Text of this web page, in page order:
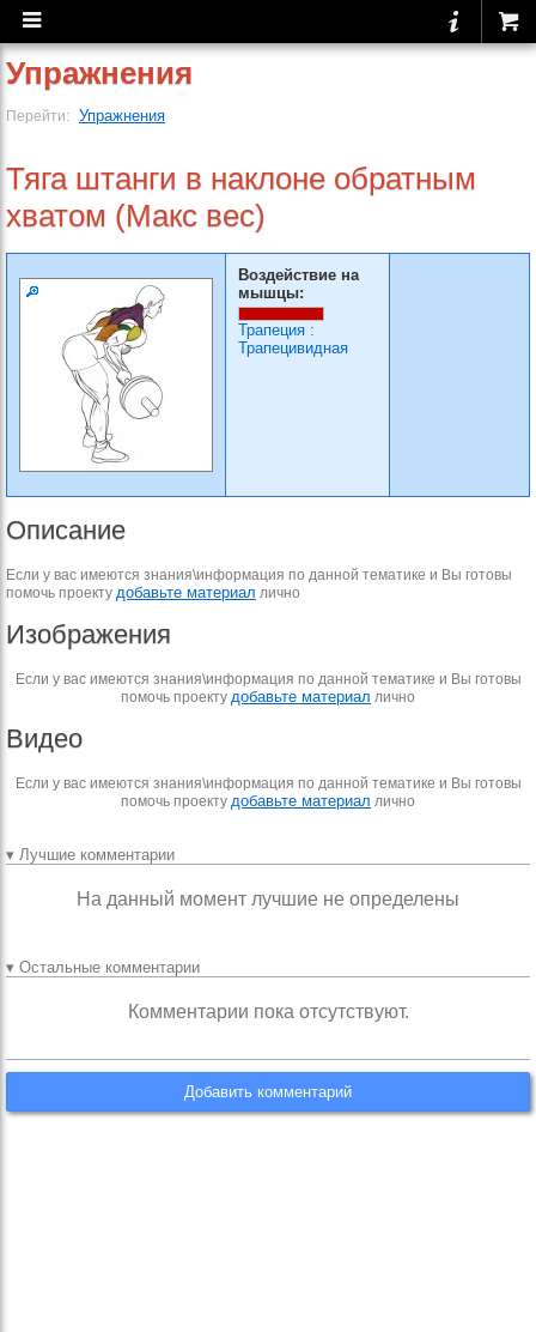
Упражнения
Перейти: Упражнения
Тяга штанги в наклоне обратным
хватом (Макс вес)
Воздействие на
мышцы:
Трапеция :
Трапецивидная
Описание
Если у вас имеются знания\информация по данной тематике и Вы готовы
помочь проекту добавьте материал лично
Изображения
Если у вас имеются знания\информация по данной тематике и Вы готовы
помочь проекту добавьте материал лично
Видео
Если у вас имеются знания\информация по данной тематике и Вы готовы
помочь проекту добавьте материал лично
▾ Лучшие комментарии
На данный момент лучшие не определены
▾ Остальные комментарии
Комментарии пока отсутствуют.
Добавить комментарий